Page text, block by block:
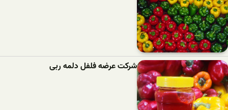
شرکت عرضه فلفل دلمه ربی